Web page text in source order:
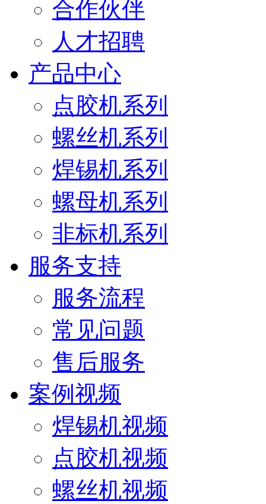
合作伙伴
人才招聘
产品中心
点胶机系列
螺丝机系列
焊锡机系列
螺母机系列
非标机系列
服务支持
服务流程
常见问题
售后服务
案例视频
焊锡机视频
点胶机视频
螺丝机视频